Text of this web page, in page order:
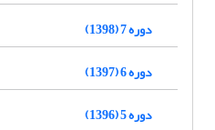
دوره 7 (1398)
دوره 6 (1397)
دوره 5 (1396)